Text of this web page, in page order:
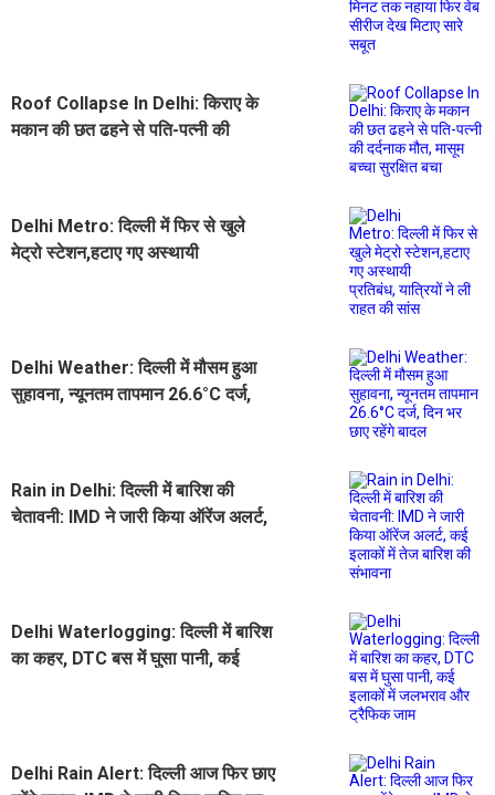
Roof Collapse In Delhi: किराए के
मकान की छत ढहने से पति-पत्नी की
Delhi Metro: दिल्ली में फिर से खुले
मेट्रो स्टेशन,हटाए गए अस्थायी
Delhi Weather: दिल्ली में मौसम हुआ
सुहावना, न्यूनतम तापमान 26.6°C दर्ज,
Rain in Delhi: दिल्ली में बारिश की
चेतावनी: IMD ने जारी किया ऑरेंज अलर्ट,
Delhi Waterlogging: दिल्ली में बारिश
का कहर, DTC बस में घुसा पानी, कई
Delhi Rain Alert: दिल्ली आज फिर छाए